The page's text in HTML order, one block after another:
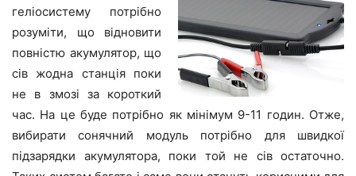
геліосистему потрібно
розуміти, що відновити
повністю акумулятор, що
сів жодна станція поки
не в змозі за короткий
час. На це буде потрібно як мінімум 9-11 годин. Отже,
вибирати сонячний модуль потрібно для швидкої
підзарядки акумулятора, поки той не сів остаточно.